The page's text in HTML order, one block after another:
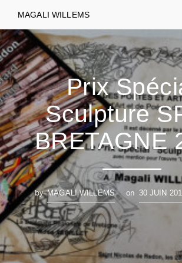
MAGALI WILLEMS
Prix
Sculpture
BRETAGNE
by MAGALI WILLEMS on 30 JUIN